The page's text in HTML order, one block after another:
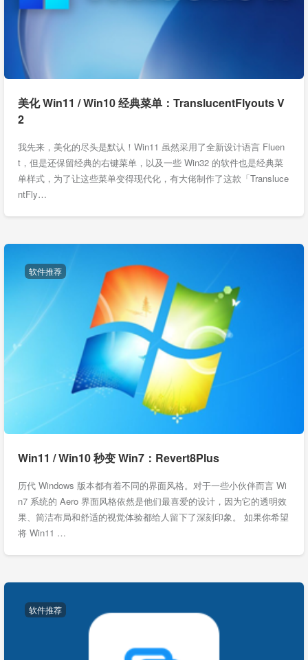
美化 Win11 / Win10 经典菜单：TranslucentFlyouts V
2
我先来，美化的尽头是默认！Win11 虽然采用了全新设计语言 Fluen
t，但是还保留经典的右键菜单，以及一些 Win32 的软件也是经典菜
单样式，为了让这些菜单变得现代化，有大佬制作了这款「Transluce
ntFly…
软件推荐
Win11 / Win10 秒变 Win7：Revert8Plus
历代 Windows 版本都有着不同的界面风格。对于一些小伙伴而言 Wi
n7 系统的 Aero 界面风格依然是他们最喜爱的设计，因为它的透明效
果、简洁布局和舒适的视觉体验都给人留下了深刻印象。 如果你希望
将 Win11 …
软件推荐